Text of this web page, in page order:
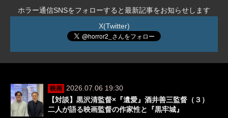
ホラー通信SNSをフォローすると最新記事をお知らせします
X(Twitter)
映画 2026.07.06 19:30
【対談】黒沢清監督×『遺愛』酒井善三監督（３）
二人が語る映画監督の作家性と『黒牢城』